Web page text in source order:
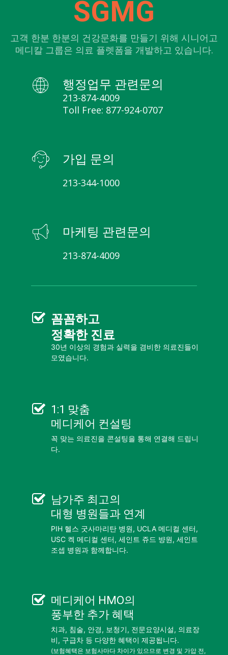
SGMG
고객 한분 한분의 건강문화를 만들기 위해 시니어고
메디칼 그룹은 의료 플렛폼을 개발하고 있습니다.
행정업무 관련문의
213-874-4009
Toll Free: 877-924-0707
가입 문의
213-344-1000
마케팅 관련문의
213-874-4009
꼼꼼하고
정확한 진료
30년 이상의 경험과 실력을 겸비한 의료진들이
모였습니다.
1:1 맞춤
메디케어 컨설팅
꼭 맞는 의료진을 콘설팅을 통해 연결해 드립니
다.
남가주 최고의
대형 병원들과 연계
PIH 헬스 굿사마리탄 병원, UCLA 메디컬 센터,
USC 켁 메디컬 센터, 세인트 쥬드 뱡원, 세인트
조셉 병원과 함께합니다.
메디케어 HMO의
풍부한 추가 혜택
치과, 침술, 안경, 보청기, 전문요양시설, 의료장
비, 구급차 등 다양한 혜택이 제공됩니다.
(보험혜택은 보험사마다 차이가 있으므로 변경 및 가압 전,